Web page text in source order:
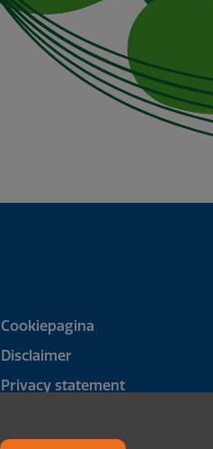
Cookiepagina
Disclaimer
Privacy statement